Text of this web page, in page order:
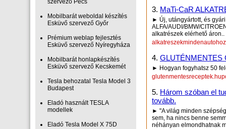
szervező Pécs
Mobilbarát weboldal készítés
Esküvő szervező Győr
Prémium weblap fejlesztés‎
Esküvő szervező Nyíregyháza
Mobilbarát honlapkészítés
Esküvő szervező Kecskemét
Tesla behozatal Tesla Model 3
Budapest
Eladó használt TESLA
modellek
Eladó Tesla Model X 75D
3. MaTi-CaR
► Új, utángyártott, és
ALFA/AUDI/BMW/
alkatrészek elérhető áron..
4. GLUTÉNMENTES
► Hogyan fogyhatsz 50
5. Három szóban el
tovább.
► "A világ minden
sem, ha nincs benne
néhányan elmondhatnak